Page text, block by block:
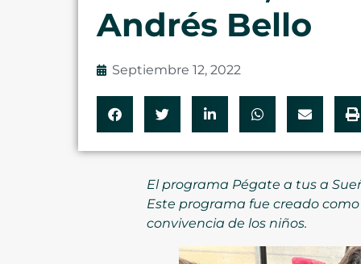
Andrés Bello
Septiembre 12, 2022
El programa Pégate a tus a
Este programa fue creado
convivencia de los niños.